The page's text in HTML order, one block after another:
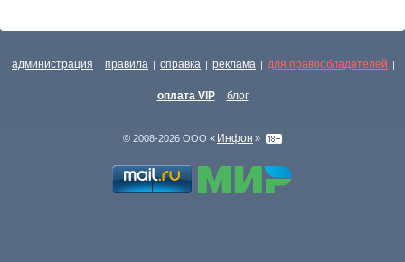
администрация | правила | справка | реклама | для правообладателей |
оплата VIP | блог
© 2008-2026 ООО « Инфон »